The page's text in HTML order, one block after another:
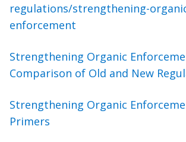
regulations/strengthening-
enforcement
Strengthening Organic
Comparison of Old and New
Strengthening Organic
Primers